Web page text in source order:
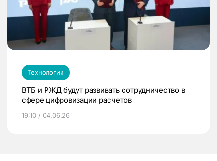
Технологии
ВТБ и РЖД будут развивать сотрудничество в
сфере цифровизации расчетов
19:10 / 04.06.26